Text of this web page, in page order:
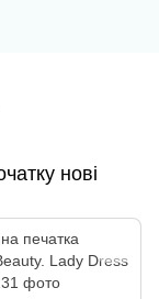
нові